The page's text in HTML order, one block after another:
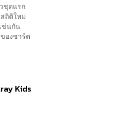
ชุดแรก
ถิติใหม่
ช่นกัน
องชาร์ต
Kids